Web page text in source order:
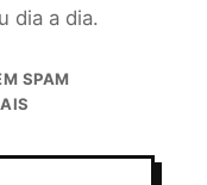
dia a dia.
SPAM